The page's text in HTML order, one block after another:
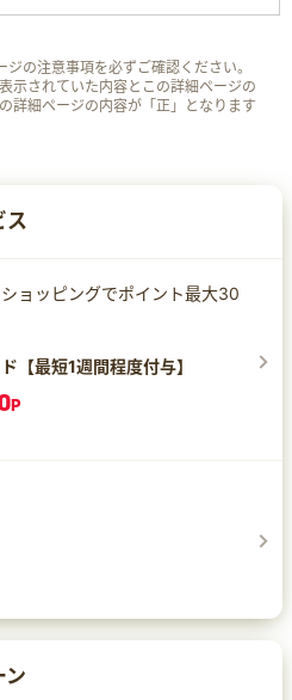
の注意事項を必ずご確認ください。
示されていた内容とこの詳細ページの
詳細ページの内容が「正」となります
ス
ョッピングでポイント最大30
【最短1週間程度付与】
P
ン